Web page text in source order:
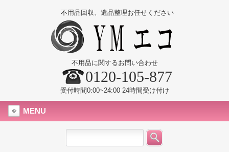
不用品回収、遺品整理お任せください
不用品に関するお問い合わせ
0120-105-877
受付時間0:00~24:00 24時間受け付け
MENU